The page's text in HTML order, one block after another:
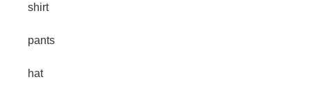
shirt
pants
hat